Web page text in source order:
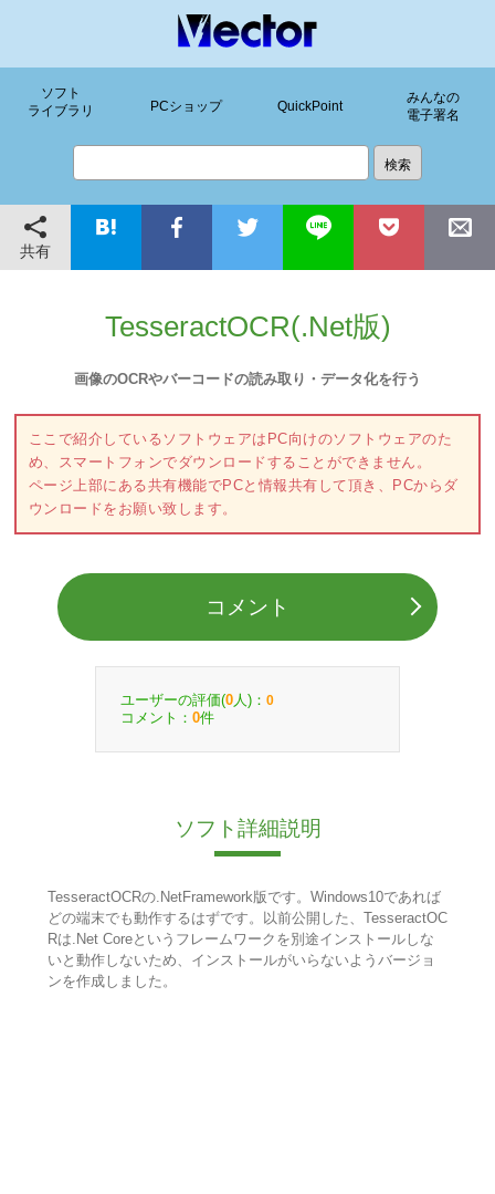
ソフト
ライブラリ
PCショップ QuickPoint
みんなの
電子署名
共有
TesseractOCR(.Net版)
画像のOCRやバーコードの読み取り・データ化を行う
ここで紹介しているソフトウェアはPC向けのソフトウェアのた
め、スマートフォンでダウンロードすることができません。
ページ上部にある共有機能でPCと情報共有して頂き、PCからダ
ウンロードをお願い致します。
コメント
ユーザーの評価(0 人)： 0
コメント： 0件
ソフト詳細説明
TesseractOCRの.NetFramework版です。Windows10であれば
どの端末でも動作するはずです。以前公開した、TesseractOC
Rは.Net Coreというフレームワークを別途インストールしな
いと動作しないため、インストールがいらないようバージョ
ンを作成しました。